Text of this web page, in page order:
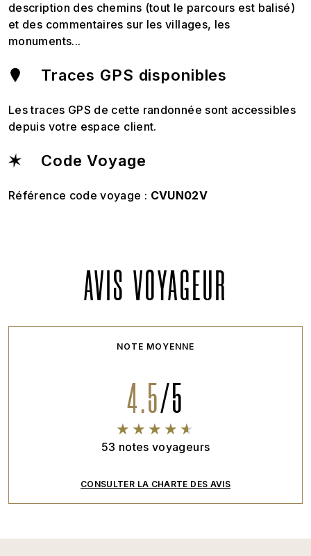
description des chemins (tout le parcours est balisé)
et des commentaires sur les villages, les
monuments...
Traces GPS disponibles
Les traces GPS de cette randonnée sont accessibles
depuis votre espace client.
Code Voyage
Référence code voyage : CVUN02V
AVIS VOYAGEUR
NOTE MOYENNE
4.5/5
53 notes voyageurs
CONSULTER LA CHARTE DES AVIS